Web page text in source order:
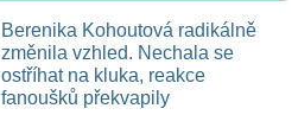
Berenika Kohoutová radikálně
změnila vzhled. Nechala se
ostříhat na kluka, reakce
fanoušků překvapily